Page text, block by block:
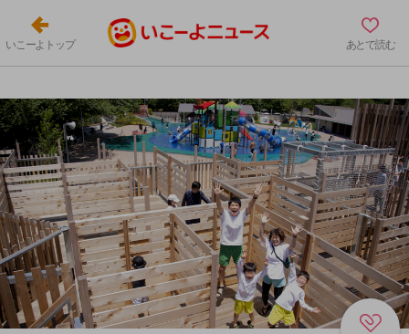
いこーよトップ あとで読む